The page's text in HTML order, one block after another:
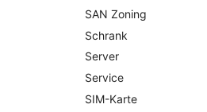
Kontaktzuweisung
Laufwerk
Listener
Lizenzschlüssel
Logbuch
SAN Zoning
Schrank
Server
Service
SIM-Karte